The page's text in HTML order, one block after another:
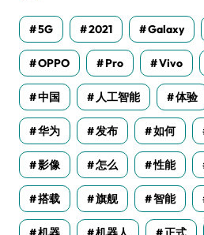
5G 2021 Galaxy
OPPO Pro Vivo
中国 人工智能 体验
华为 发布 如何
影像 怎么 性能
搭载 旗舰 智能